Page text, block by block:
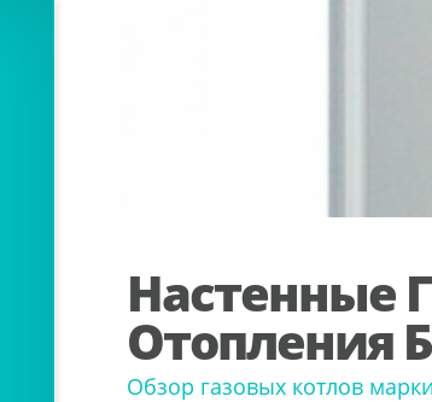
Настенные
Отопления
Обзор газовых котлов